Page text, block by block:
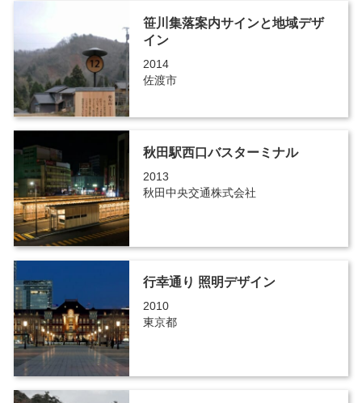
笹川集落案内サインと地域デザ
イン
2014
佐渡市
秋田駅西口バスターミナル
2013
秋田中央交通株式会社
行幸通り 照明デザイン
2010
東京都